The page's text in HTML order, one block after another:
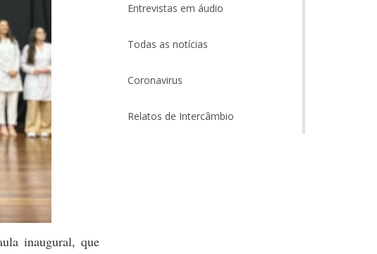
inaugural, que
Entrevistas em áudio
Todas as notícias
Coronavirus
Relatos de Intercâmbio